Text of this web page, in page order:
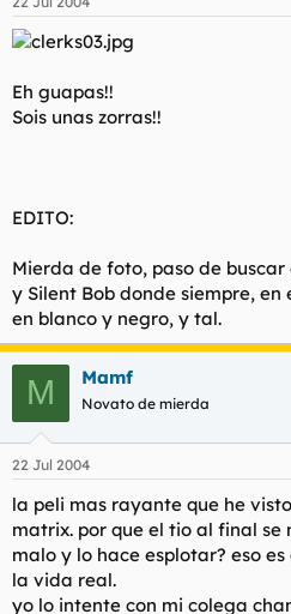
Eh guapas!!
Sois unas zorras!!
EDITO:
Mierda de foto, paso de
y Silent Bob donde siempre, en
en blanco y negro, y tal.
M Mamf
Novato de mierda
22 Jul 2004
la peli mas rayante que he
matrix. por que el tio al final se
malo y lo hace esplotar? eso
la vida real.
yo lo intente con mi colega